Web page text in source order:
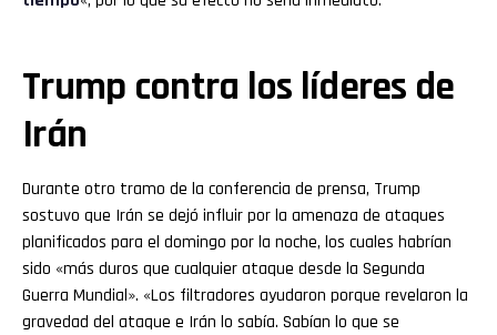
Trump contra los líderes de
Irán
Durante otro tramo de la conferencia de prensa, Trump
sostuvo que Irán se dejó influir por la amenaza de ataques
planificados para el domingo por la noche, los cuales habrían
sido «más duros que cualquier ataque desde la Segunda
Guerra Mundial». «Los filtradores ayudaron porque revelaron la
gravedad del ataque e Irán lo sabía. Sabían lo que se